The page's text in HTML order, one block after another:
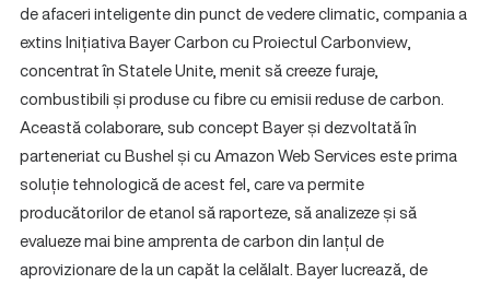
de afaceri inteligente din punct de vedere climatic, compania a
extins Inițiativa Bayer Carbon cu Proiectul Carbonview,
concentrat în Statele Unite, menit să creeze furaje,
combustibili și produse cu fibre cu emisii reduse de carbon.
Această colaborare, sub concept Bayer și dezvoltată în
parteneriat cu Bushel și cu Amazon Web Services este prima
soluție tehnologică de acest fel, care va permite
producătorilor de etanol să raporteze, să analizeze și să
evalueze mai bine amprenta de carbon din lanțul de
aprovizionare de la un capăt la celălalt. Bayer lucrează, de